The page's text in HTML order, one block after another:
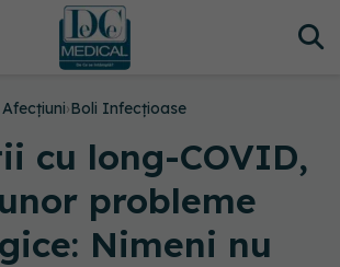
›Boli Infecțioase
cu long-COVID,
probleme
Nimeni nu